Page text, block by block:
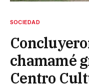
SOCIEDAD
chamamé
Centro